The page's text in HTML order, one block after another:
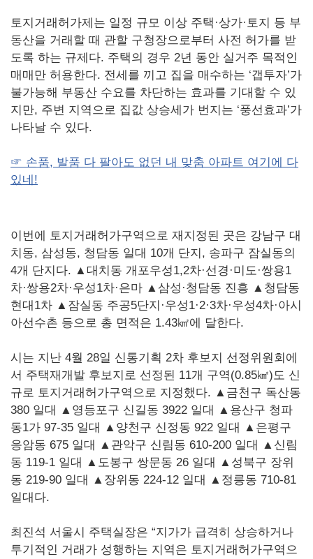
토지거래허가제는 일정 규모 이상 주택·상가·토지 등 부
동산을 거래할 때 관할 구청장으로부터 사전 허가를 받
도록 하는 규제다. 주택의 경우 2년 동안 실거주 목적인
매매만 허용한다. 전세를 끼고 집을 매수하는 ‘갭투자’가
불가능해 부동산 수요를 차단하는 효과를 기대할 수 있
지만, 주변 지역으로 집값 상승세가 번지는 ‘풍선효과’가
나타날 수 있다.
☞ 손품, 발품 다 팔아도 없던 내 맞춤 아파트 여기에 다
있네!
이번에 토지거래허가구역으로 재지정된 곳은 강남구 대
치동, 삼성동, 청담동 일대 10개 단지, 송파구 잠실동의
4개 단지다. ▲대치동 개포우성1,2차·선경·미도·쌍용1
차·쌍용2차·우성1차·은마 ▲삼성·청담동 진흥 ▲청담동
현대1차 ▲잠실동 주공5단지·우성1·2·3차·우성4차·아시
아선수촌 등으로 총 면적은 1.43㎢에 달한다.
시는 지난 4월 28일 신통기획 2차 후보지 선정위원회에
서 주택재개발 후보지로 선정된 11개 구역(0.85㎢)도 신
규로 토지거래허가구역으로 지정했다. ▲금천구 독산동
380 일대 ▲영등포구 신길동 3922 일대 ▲용산구 청파
동1가 97-35 일대 ▲양천구 신정동 922 일대 ▲은평구
응암동 675 일대 ▲관악구 신림동 610-200 일대 ▲신림
동 119-1 일대 ▲도봉구 쌍문동 26 일대 ▲성북구 장위
동 219-90 일대 ▲장위동 224-12 일대 ▲정릉동 710-81
일대다.
최진석 서울시 주택실장은 “지가가 급격히 상승하거나
투기적인 거래가 성행하는 지역은 토지거래허가구역으